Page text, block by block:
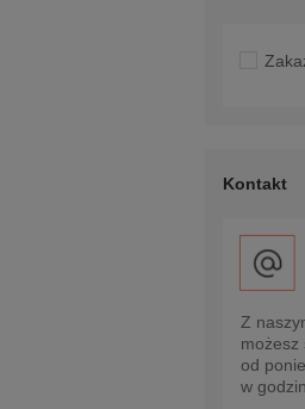
Kontakt
Z
możesz
od
w